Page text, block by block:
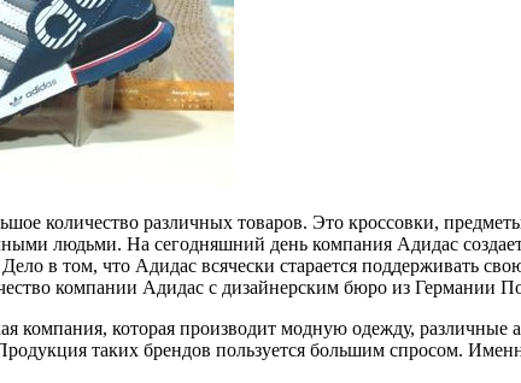
количество различных товаров. Это кроссовки,
людьми. На сегодняшний день компания Адидас
в том, что Адидас всячески старается поддерживать
компании Адидас с дизайнерским бюро из Германии
компания, которая производит модную одежду, различные
таких брендов пользуется большим спросом.